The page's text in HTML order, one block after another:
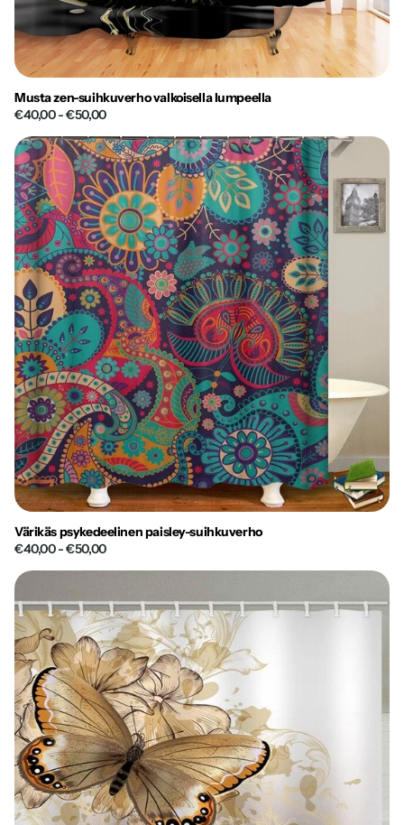
Musta zen-suihkuverho valkoisella lumpeella
€40,00- €50,00
Värikäs psykedeelinen paisley-suihkuverho
€40,00- €50,00